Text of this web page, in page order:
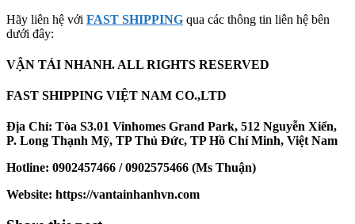
Hãy liên hệ với FAST SHIPPING qua các thông tin liên hệ bên
dưới đây:
VẬN TẢI NHANH. ALL RIGHTS RESERVED
FAST SHIPPING VIỆT NAM CO.,LTD
Địa Chỉ: Tòa S3.01 Vinhomes Grand Park, 512 Nguyễn Xiển,
P. Long Thạnh Mỹ, TP Thủ Đức, TP Hồ Chí Minh, Việt Nam
Hotline: 0902457466 / 0902575466 (Ms Thuận)
Website: https://vantainhanhvn.com